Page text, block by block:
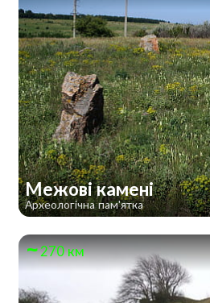
Межові камені
Археологічна пам'ятка
270 км